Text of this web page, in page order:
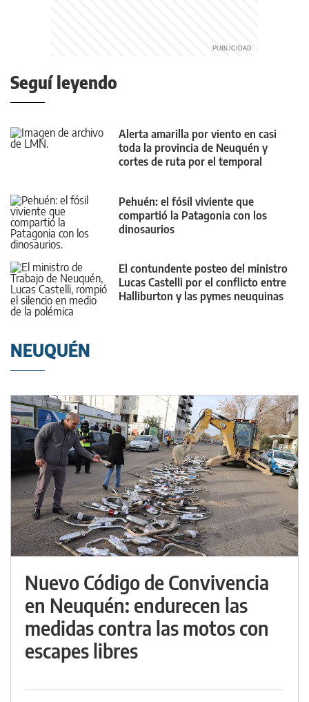
Seguí leyendo
Alerta amarilla por viento en casi
toda la provincia de Neuquén y
cortes de ruta por el temporal
Pehuén: el fósil viviente que
compartió la Patagonia con los
dinosaurios
El contundente posteo del ministro
Lucas Castelli por el conflicto entre
Halliburton y las pymes neuquinas
NEUQUÉN
Nuevo Código de Convivencia
en Neuquén: endurecen las
medidas contra las motos con
escapes libres